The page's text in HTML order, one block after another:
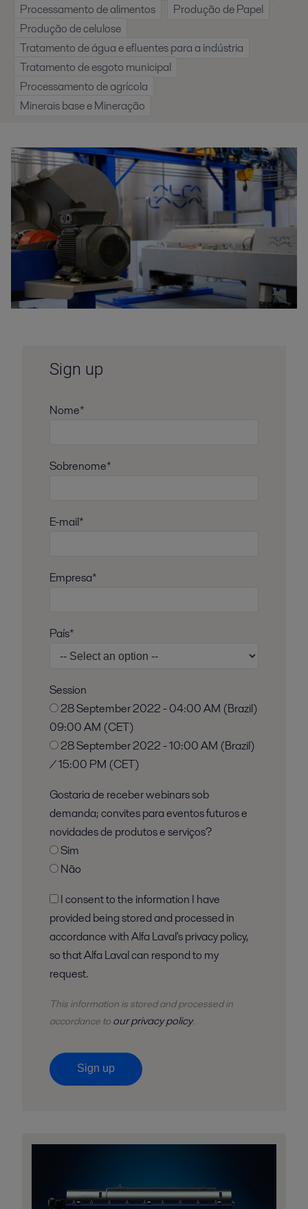
Processamento de alimentos
Produção de Papel
Produção de celulose
Tratamento de água e efluentes para a indústria
Tratamento de esgoto municipal
Processamento de agrícola
Minerais base e Mineração
Sign up
Nome*
Sobrenome*
E-mail*
Empresa*
País*
Session
09:00 AM (CET)
/ 15:00 PM (CET)
Gostaria de receber webinars sob
demanda; convites para eventos futuros e
novidades de produtos e serviços?
Sim
Não
provided being stored and processed in
accordance with Alfa Laval's privacy policy,
so that Alfa Laval can respond to my
request.
This information is stored andprocessedin
accordance to our privacy policy.
Sign up